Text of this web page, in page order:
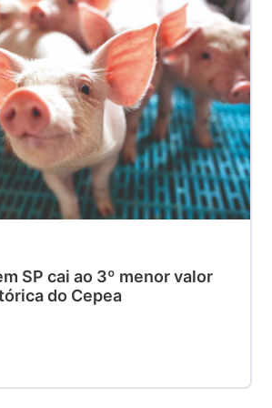
SP cai ao 3º menor valor
do Cepea